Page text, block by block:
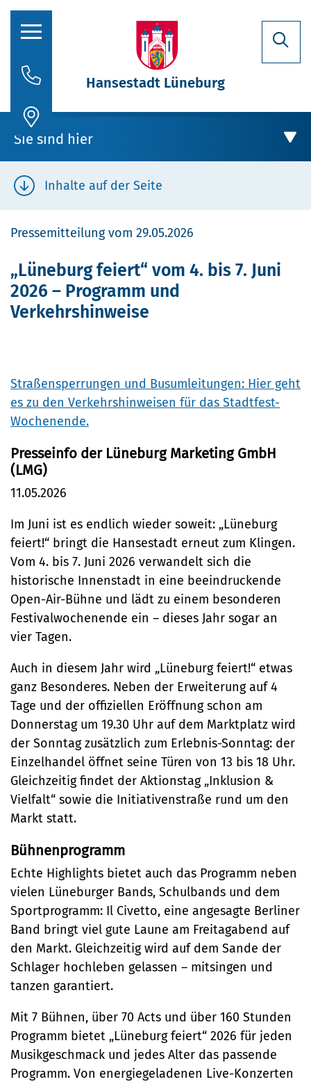
Aktuelles
Stadtporträt
Oberbürgermeisterin
Politik
Verwaltung
Stellenausschreibungen
Bürgeramt
Online-Dienste
Rückrufformular
Sag's uns einfach
Klimaschutz und Umwelt
Klimaschutz
Klimaanpassung
Grünes Lüneburg
Umwelt
Nachhaltigkeit
Bauen und Mobilität
Stadtentwicklung
Straßen- und
Brückenbau
Denkmalschutz
Mobilität
Sanierungsgebiete
Wohnen
Kultur und Freizeit
Kulturhäuser und
Bibliotheken
Kulturreferat
Sport
Stadtarchiv
Tourismus
Veranstaltungskalender
(Metropolregion HH)
Gesellschaft, Soziales und
Bildung
Soziales
Familie und Betreuung
Stadtteilarbeit
Bürger:innenbeteiligung
Ehrenamt
Sicherheit und Ordnung
Ordnungsamt
Schiedsamt
Ortsrecht
Straßenreinigung und
Winterdienst
Telefon:
04131 - 309-0
E-Mail:
stadt@stadt.lueneburg.de
Anschrift:
Am Ochsenmarkt 1
Hansestadt Lüneburg
Sie sind hier
Rathaus
Aktuelles
„Lüneburg feiert“ vom 4. bis 7. Juni 2026 –
Programm und Verkehrshinweise
Inhalte auf der Seite
Pressemitteilung vom 29.05.2026
„Lüneburg feiert“ vom 4. bis 7. Juni
2026 – Programm und
Verkehrshinweise
Straßensperrungen und Busumleitungen: Hier geht
es zu den Verkehrshinweisen für das Stadtfest-
Wochenende.
Presseinfo der Lüneburg Marketing GmbH
(LMG)
11.05.2026
Im Juni ist es endlich wieder soweit: „Lüneburg
feiert!“ bringt die Hansestadt erneut zum Klingen.
Vom 4. bis 7. Juni 2026 verwandelt sich die
historische Innenstadt in eine beeindruckende
Open-Air-Bühne und lädt zu einem besonderen
Festivalwochenende ein – dieses Jahr sogar an
vier Tagen.
Auch in diesem Jahr wird „Lüneburg feiert!“ etwas
ganz Besonderes. Neben der Erweiterung auf 4
Tage und der offiziellen Eröffnung schon am
Donnerstag um 19.30 Uhr auf dem Marktplatz wird
der Sonntag zusätzlich zum Erlebnis-Sonntag: der
Einzelhandel öffnet seine Türen von 13 bis 18 Uhr.
Gleichzeitig findet der Aktionstag „Inklusion &
Vielfalt“ sowie die Initiativenstraße rund um den
Markt statt.
Bühnenprogramm
Echte Highlights bietet auch das Programm neben
vielen Lüneburger Bands, Schulbands und dem
Sportprogramm: Il Civetto, eine angesagte Berliner
Band bringt viel gute Laune am Freitagabend auf
den Markt. Gleichzeitig wird auf dem Sande der
Schlager hochleben gelassen – mitsingen und
tanzen garantiert.
Mit 7 Bühnen, über 70 Acts und über 160 Stunden
Programm bietet „Lüneburg feiert“ 2026 für jeden
Musikgeschmack und jedes Alter das passende
Programm. Von energiegeladenen Live-Konzerten